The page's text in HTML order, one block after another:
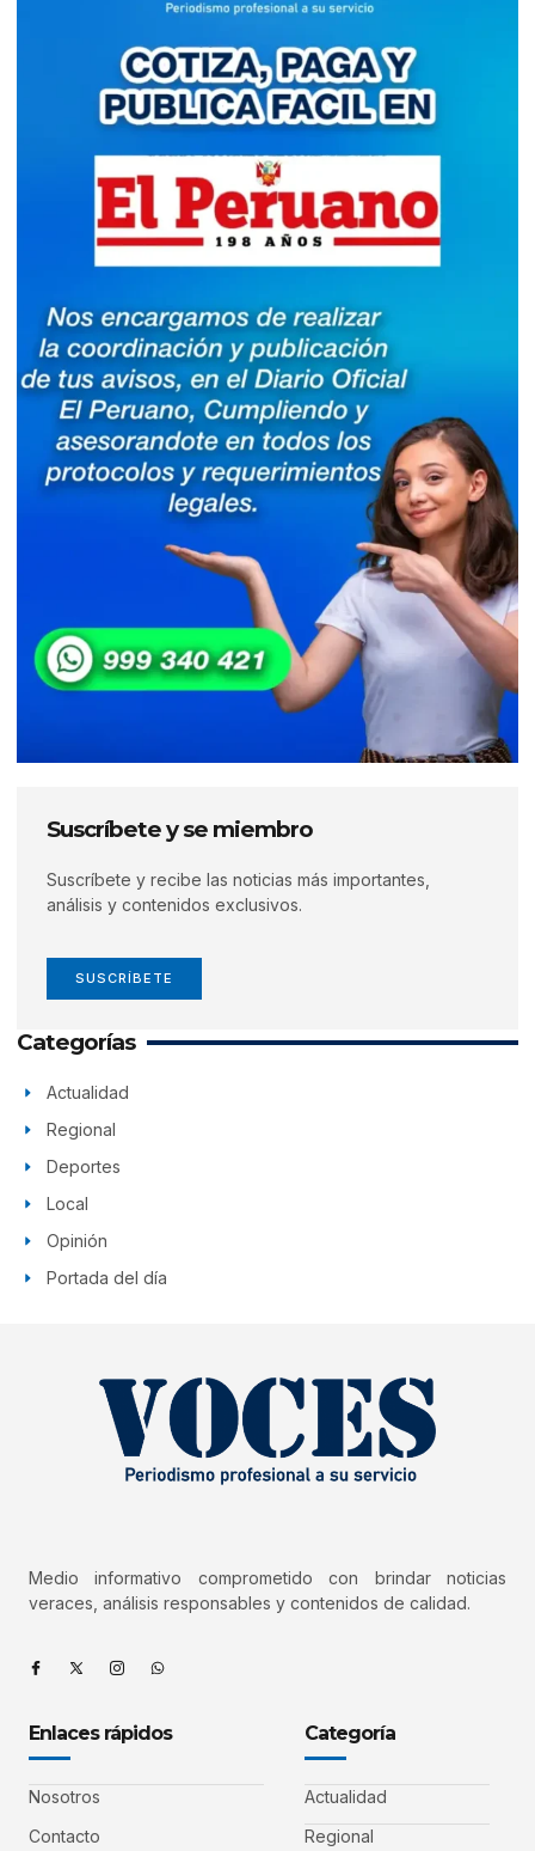
Suscríbete y se miembro
Suscríbete y recibe las noticias más importantes,
análisis y contenidos exclusivos.
SUSCRÍBETE
Categorías
Actualidad
Regional
Deportes
Local
Opinión
Portada del día
Medio informativo comprometido con brindar noticias
veraces, análisis responsables y contenidos de calidad.
Enlaces rápidos
Nosotros
Contacto
Categoría
Actualidad
Regional